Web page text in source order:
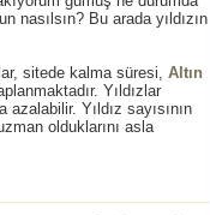
nasılsın? Bu arada yıldızın
sitede kalma süresi, Altın
Yıldızlar
Yıldız sayısının
olduklarını asla